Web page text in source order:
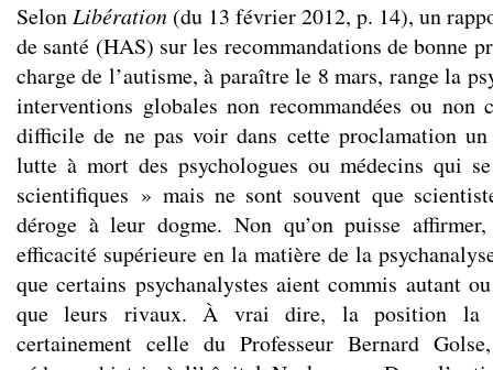
Selon Libération (du 13 février 2012, p. 14), un
de santé (HAS) sur les recommandations de bonne
charge de l’autisme, à paraître le 8 mars, range la
interventions globales non recommandées ou non
difficile de ne pas voir dans cette proclamation
lutte à mort des psychologues ou médecins qui
scientifiques » mais ne sont souvent que
déroge à leur dogme. Non qu’on puisse
efficacité supérieure en la matière de la
que certains psychanalystes aient commis autant
que leurs rivaux. À vrai dire, la position la
certainement celle du Professeur Bernard